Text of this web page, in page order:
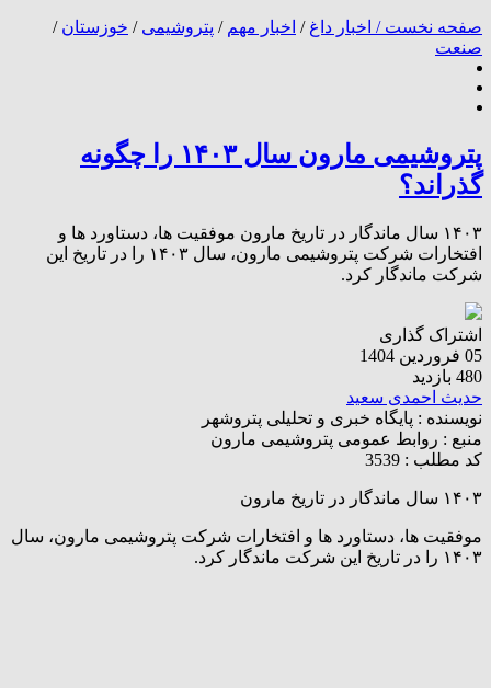
صفحه نخست / اخبار داغ / اخبار مهم / پتروشیمی / خوزستان /
صنعت
پتروشیمی مارون سال ۱۴۰۳ را چگونه
گذراند؟
۱۴۰۳ سال ماندگار در تاریخ مارون موفقیت ها، دستاورد ها و
افتخارات شرکت پتروشیمی مارون، سال ۱۴۰۳ را در تاریخ این
شرکت ماندگار کرد.
اشتراک گذاری
05 فروردین 1404
480 بازدید
حدیث احمدی سعید
نویسنده : پایگاه خبری و تحلیلی پتروشهر
منبع : روابط عمومی پتروشیمی مارون
کد مطلب : 3539
۱۴۰۳ سال ماندگار در تاریخ مارون
موفقیت ها، دستاورد ها و افتخارات شرکت پتروشیمی مارون، سال
۱۴۰۳ را در تاریخ این شرکت ماندگار کرد.